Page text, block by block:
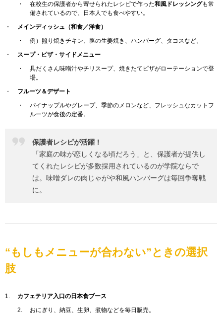
在校生の保護者から寄せられたレシピで作った和風ドレッシングも常
備されているので、日本人でも食べやすい。
メインディッシュ（和食／洋食）
例）照り焼きチキン、豚の生姜焼き、ハンバーグ、タコスなど。
スープ・ピザ・サイドメニュー
具だくさん味噌汁やチリスープ、焼きたてピザがローテーションで登
場。
フルーツ＆デザート
パイナップルやグレープ、季節のメロンなど、フレッシュなカットフ
ルーツが食後の定番。
保護者レシピが活躍！
「家庭の味が恋しくなる頃だろう」と、保護者が提供し
てくれたレシピが多数採用されているのが学院ならで
は。味噌ダレの肉じゃがや和風ハンバーグは毎回争奪戦
に。
“もしもメニューが合わない”ときの選択
肢
カフェテリア入口の日本食ブース
おにぎり、納豆、生卵、煮物などを毎日販売。